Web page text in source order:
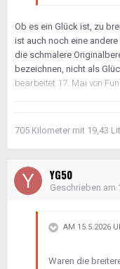
Ob es ein Glück ist, zu
ist auch noch eine
die schmalere
bezeichnen, nicht als
bearbeitet 17. Mai von
705 Kilometer mit 19,43
YG50
Geschrieben am
AM 15.5.2026
Waren die